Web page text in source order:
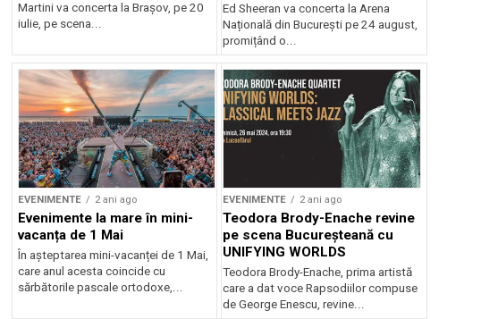
Martini va concerta la Braşov, pe 20
iulie, pe scena...
Ed Sheeran va concerta la Arena
Națională din București pe 24 august,
promițând o...
EVENIMENTE 2 ani ago
Evenimente la mare în mini-
vacanța de 1 Mai
În așteptarea mini-vacanței de 1 Mai,
care anul acesta coincide cu
sărbătorile pascale ortodoxe,...
EVENIMENTE 2 ani ago
Teodora Brody-Enache revine
pe scena Bucureșteană cu
UNIFYING WORLDS
Teodora Brody-Enache, prima artistă
care a dat voce Rapsodiilor compuse
de George Enescu, revine...